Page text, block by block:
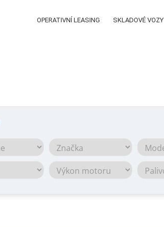
OPERATIVNÍ LEASING SKLADOVÉ VOZY